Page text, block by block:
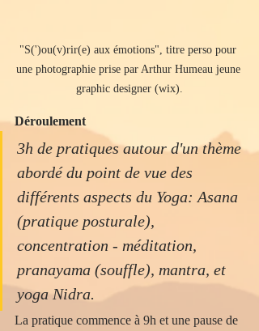
"S(')ou(v)rir(e) aux émotions", titre perso pour
une photographie prise par Arthur Humeau jeune
graphic designer (wix).
Déroulement
3h de pratiques autour d'un thème
abordé du point de vue des
différents aspects du Yoga: Asana
(pratique posturale),
concentration - méditation,
pranayama (souffle), mantra, et
yoga Nidra.
La pratique commence à 9h et une pause de